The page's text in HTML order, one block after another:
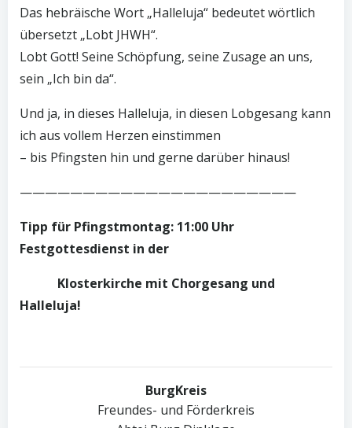
Das hebräische Wort „Halleluja“ bedeutet wörtlich
übersetzt „Lobt JHWH“.
Lobt Gott! Seine Schöpfung, seine Zusage an uns,
sein „Ich bin da“.
Und ja, in dieses Halleluja, in diesen Lobgesang kann
ich aus vollem Herzen einstimmen
– bis Pfingsten hin und gerne darüber hinaus!
——————————————————————
Tipp für Pfingstmontag: 11:00 Uhr
Festgottesdienst in der
Klosterkirche mit Chorgesang und
Halleluja!
BurgKreis
Freundes- und Förderkreis